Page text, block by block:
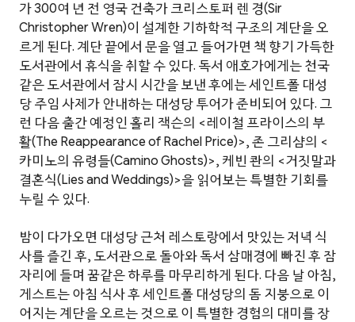
가 300여 년 전 영국 건축가 크리스토퍼 렌 경(Sir
Christopher Wren)이 설계한 기하학적 구조의 계단을 오
르게 된다. 계단 끝에서 문을 열고 들어가면 책 향기 가득한
도서관에서 휴식을 취할 수 있다. 독서 애호가에게는 천국
같은 도서관에서 잠시 시간을 보낸 후에는 세인트폴 대성
당 주임 사제가 안내하는 대성당 투어가 준비되어 있다. 그
런 다음 출간 예정인 홀리 잭슨의 <레이철 프라이스의 부
활(The Reappearance of Rachel Price)>, 존 그리샴의 <
카미노의 유령들(Camino Ghosts)>, 케빈 콴의 <거짓말과
결혼식(Lies and Weddings)>을 읽어보는 특별한 기회를
누릴 수 있다.
밤이 다가오면 대성당 근처 레스토랑에서 맛있는 저녁 식
사를 즐긴 후, 도서관으로 돌아와 독서 삼매경에 빠진 후 잠
자리에 들며 꿈같은 하루를 마무리하게 된다. 다음 날 아침,
게스트는 아침 식사 후 세인트폴 대성당의 돔 지붕으로 이
어지는 계단을 오르는 것으로 이 특별한 경험의 대미를 장